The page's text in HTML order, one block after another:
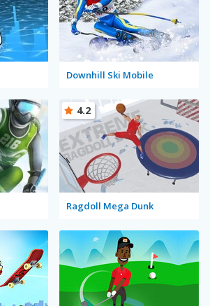
Downhill Ski Mobile
Ragdoll Mega Dunk
4.2